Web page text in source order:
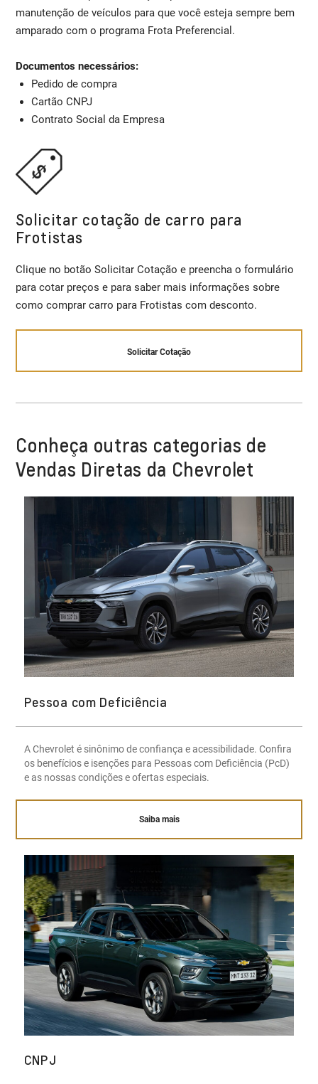
manutenção de veículos para que você esteja sempre bem
amparado com o programa Frota Preferencial.
Documentos necessários:
Pedido de compra
Cartão CNPJ
Contrato Social da Empresa
Solicitar cotação de carro para
Frotistas
Clique no botão Solicitar Cotação e preencha o formulário
para cotar preços e para saber mais informações sobre
como comprar carro para Frotistas com desconto.
Solicitar Cotação
Conheça outras categorias de
Vendas Diretas da Chevrolet
Pessoa com Deficiência
A Chevrolet é sinônimo de confiança e acessibilidade. Confira
os benefícios e isenções para Pessoas com Deficiência (PcD)
e as nossas condições e ofertas especiais.
Saiba mais
CNPJ